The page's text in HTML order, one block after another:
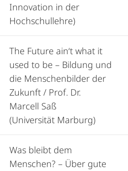
Innovation in der
Hochschullehre)
The Future ain‘t what it
used to be – Bildung und
die Menschenbilder der
Zukunft / Prof. Dr.
Marcell Saß
(Universität Marburg)
Was bleibt dem
Menschen? – Über gute